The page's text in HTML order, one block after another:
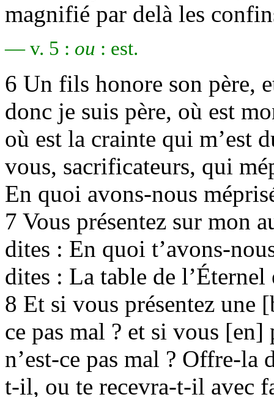
magnifié par delà les
— v. 5 : ou : est.
6 Un fils honore son père,
donc je suis père, où est
où est la crainte qui m’est
vous, sacrificateurs, qui
En quoi avons-nous
7 Vous présentez sur mon
dites : En quoi t’avons-
dites : La table de l’Éternel
8 Et si vous présentez une
ce pas mal ? et si vous [en]
n’est-ce pas mal ? Offre-la
t-il, ou te recevra-t-il avec